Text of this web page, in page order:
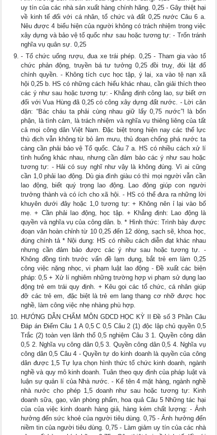
uy tín của các nhà sản xuất hàng chính hãng. 0,25 - Gây thiệt hại
về kinh tế đối với cá nhân, tổ chức và đất 0,25 nước Câu 6 a.
Nêu được 4 biểu hiện của người không có trách nhiệm trong việc
xây dựng và bảo vệ tổ quốc như sau hoặc tương tự: - Trốn tránh
nghĩa vụ quân sự. 0,25
- Tổ chức uống rượu, đua xe trái phép. 0,25 - Tham gia vào tổ
chức phản động, truyền bá tư tưởng 0,25 đồi truỵ, đòi lật đổ
chính quyền. - Không tích cực học tập, ý lại, xa vào tệ nạn xã
hội 0,25 b. HS có những cách hiểu khác nhau, cần giải thích theo
các ý như sau hoặc tương tự: - Khẳng định công lao, sự biết ơn
đối với Vua Hùng đã 0,25 có công xây dựng đất nước. - Lời căn
dặn: “Bác cháu ta phải cùng nhau giữ lấy 0,75 nước”! là bổn
phận, là tình cảm, là trách nhiệm và nghĩa vụ thiêng liêng của tất
cả mọi công dân Việt Nam. Đặc biệt trong hiện nay các thế lực
thù địch vẫn không từ bỏ âm mưu, thủ đoạn chống phá nước ta
càng cần phải bảo vệ Tổ quốc. Câu 7 a. HS có nhiều cách xử lí
tình huống khác nhau, nhưng cần đảm bảo các ý như sau hoặc
tương tự: - Hải có suy nghĩ như vậy là không đúng. Vì ai cũng
cần 1,0 phải lao động. Dù gia đình giàu có thì mọi người vẫn cần
lao động, biết quý trọng lao động. Lao động giúp con người
trưởng thành và có ích cho xã hội. - HS có thể đưa ra những lời
khuyên dưới đây hoặc 1,0 tương tự: + Không nên ỉ lại vào bố
mẹ. + Cần phải lao động, học tập. + Khẳng định: Lao động là
quyền và nghĩa vụ của công dân. b. * Hình thức: Trình bày được
đoạn văn hoàn chỉnh từ 10 0,25 đến 12 dòng, sạch sẽ, khoa học,
đúng chính tả * Nội dung: HS có nhiều cách diễn đạt khác nhau
nhưng cần đảm bảo được các ý như sau hoặc tương tự. -
Không đồng tình trước vấn đề lạm dụng, bắt trẻ em làm 0,25
công việc nặng nhọc, vi phạm luật lao động - Đề xuất các biện
pháp: 0,5 + Xử lí nghiêm những trường hợp vi phạm sử dụng lao
động trẻ em trái quy định. + Kêu gọi các tổ chức, cá nhân giúp
đỡ các trẻ em, đặc biệt là trẻ em lang thang cơ nhỡ được học
nghề, làm công việc nhẹ nhàng phù hợp.
HƯỚNG DẪN CHẤM MÔN GDCD HỌC KỲ II Đề số 3 Phần Câu
Đáp án Điểm Câu 1 A 0,5 C 0,5 Câu 2 (1) độc lập chủ quyền 0,5
Trắc (2) toàn vẹn lãnh thổ 0,5 nghiệm Câu 3 1. Quyền công dân
0,5 2. Nghĩa vụ công dân 0,5 3. Quyền công dân 0,5 4. Nghĩa vụ
công dân 0,5 Câu 4 - Quyền tự do kinh doanh là quyền của công
dân được 1,5 Tự lựa chọn hình thức tổ chức kinh doanh, ngành
nghề và quy mô kinh doanh. Tuân theo quy định của pháp luật và
luận sự quản lí của Nhà nước. - Kể tên 4 mặt hàng, ngành nghề
nhà nước cho phép 1,5 doanh như sau hoặc tương tự: Kinh
doanh sữa, gạo, văn phòng phẩm, hoa quả Câu 5 Những tác hại
của của việc kinh doanh hàng giả, hàng kém chất lượng: - Ảnh
hưởng đến sức khoẻ của người tiêu dùng. 0,75 - Ảnh hưởng đến
niềm tin của người tiêu dùng. 0,75 - Làm giảm uy tín của các nhà